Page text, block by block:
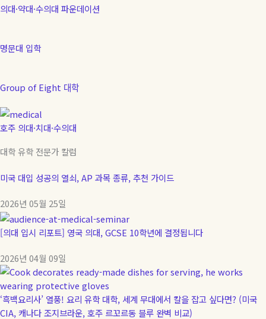
의대·약대·수의대 파운데이션
명문대 입학
Group of Eight 대학
호주 의대·치대·수의대
대학 유학 전문가 칼럼
미국 대입 성공의 열쇠, AP 과목 종류, 추천 가이드
2026년 05월 25일
[의대 입시 리포트] 영국 의대, GCSE 10학년에 결정됩니다
2026년 04월 09일
‘흑백요리사’ 열풍! 요리 유학 대학, 세계 무대에서 칼을 잡고 싶다면? (미국
CIA, 캐나다 조지브라운, 호주 르꼬르동 블루 완벽 비교)